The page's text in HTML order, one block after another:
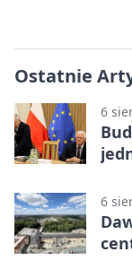
Ostatnie
6
6